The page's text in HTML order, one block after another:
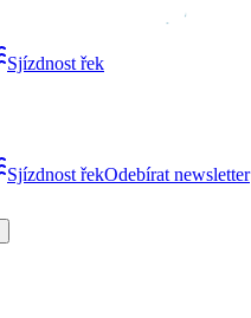
Sjízdnost řek
Sjízdnost řekOdebírat newsletter